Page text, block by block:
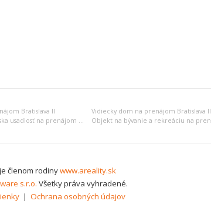
Bratislava II Vidiecky dom na prenájom Bratislava II
Poľnohospodárska usadlosť na prenájom Bratislava II
členom rodinywww.areality.sk
s.r.o. Všetky práva vyhradené.
| Ochrana osobných údajov